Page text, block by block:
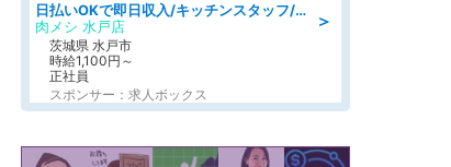
＞
日払いOKで即日収入/キッチンスタッフ/「原付免許必須」デリバリー業務など、自己成長可能な幅広い仕事に挑戦!髪型自由&ピアス・ネイルOK/茨城県/水戸市
肉メシ 水戸店
茨城県 水戸市
時給1,100円～
正社員
スポンサー：求人ボックス